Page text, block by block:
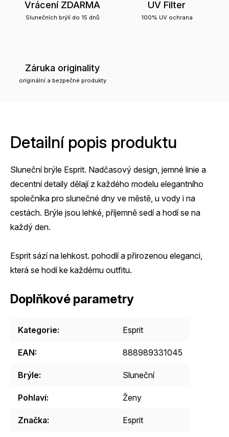
Vrácení ZDARMA
Slunečních brýlí do 15 dnů
UV Filter
100% UV ochrana
Záruka originality
originální a bezpečné produkty
Detailní popis produktu
Sluneční brýle Esprit. Nadčasový design, jemné linie a
decentní detaily dělají z každého modelu elegantního
společníka pro slunečné dny ve městě, u vody i na
cestách. Brýle jsou lehké, příjemně sedí a hodí se na
každý den.
Esprit sází na lehkost. pohodlí a přirozenou eleganci,
která se hodí ke každému outfitu.
Doplňkové parametry
Kategorie: Esprit
EAN: 888989331045
Brýle: Sluneční
Pohlaví: Ženy
Značka: Esprit